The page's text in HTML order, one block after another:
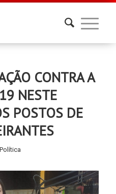
CONTRA A
NESTE
POSTOS DE
Política